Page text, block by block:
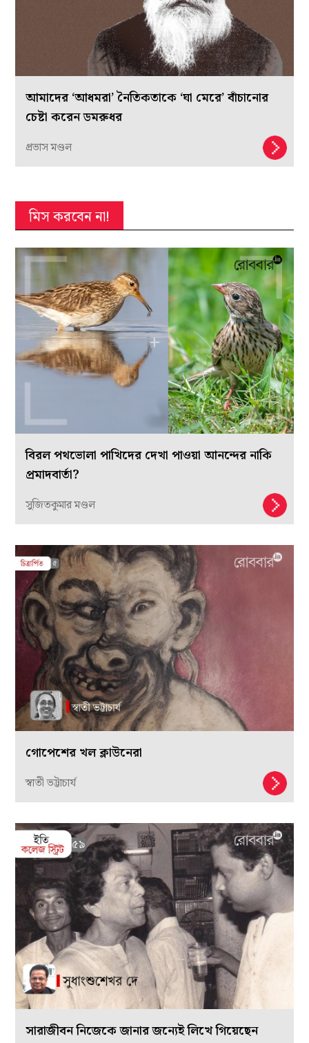
আমাদের ‘আধমরা’ নৈতিকতাকে ‘ঘা মেরে’ বাঁচানোর
চেষ্টা করেন ডমরুধর
প্রভাস মণ্ডল
মিস করবেন না!
বিরল পথভোলা পাখিদের দেখা পাওয়া আনন্দের নাকি
প্রমাদবার্তা?
সুজিতকুমার মণ্ডল
গোপেশের খল ক্লাউনেরা
স্বাতী ভট্টাচার্য
সারাজীবন নিজেকে জানার জন্যেই লিখে গিয়েছেন